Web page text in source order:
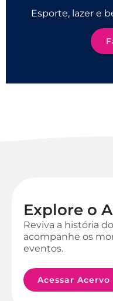
Esporte, lazer e
Explore o
Reviva a história
acompanhe os
eventos.
Acessar Acervo